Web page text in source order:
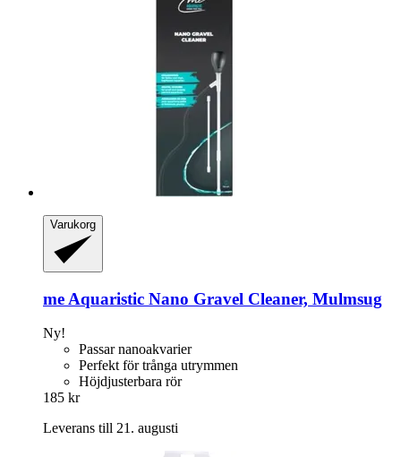
Varukorg
me Aquaristic Nano Gravel Cleaner, Mulmsug
Ny!
Passar nanoakvarier
Perfekt för trånga utrymmen
Höjdjusterbara rör
185 kr
Leverans till 21. augusti